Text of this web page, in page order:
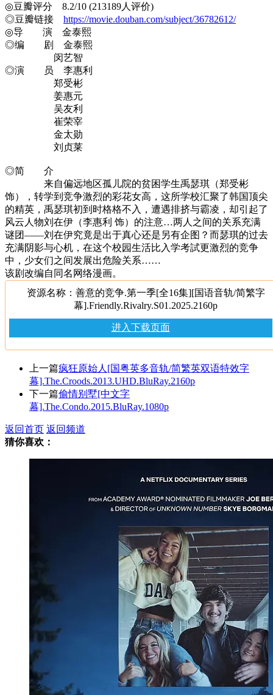
◎豆瓣评分 8.2/10 (213189人评价)
◎豆瓣链接 https://movie.douban.com/subject/36782612/
◎导 演 金泰熙
◎编 剧 金泰熙
闵艺智
◎演 员 李惠利
郑受彬
姜惠元
吴友利
崔荣宰
金太勋
刘贞莱
◎简 介
来自偏远地区孤儿院的贫困学生禹瑟琪（郑受彬
饰），转学到竞争激烈的彩花女高，这所学校汇聚了韩国顶尖
的精英，禹瑟琪初到时格格不入，遭遇排挤与霸凌，却引起了
风云人物刘在伊（李惠利 饰）的注意…两人之间的关系充满
谜团——刘在伊究竟是出于真心还是另有企图？而瑟琪的过去
充满阴影与心机，在这个校园生活比入学考試更激烈的竞争
中，少女们之间发展出危险关系……
该剧改编自同名网络漫画。
资源名称：善意的竞争.第一季[全16集][国语音轨/简繁字
幕].Friendly.Rivalry.S01.2025.2160p
进入下载页面
上一篇疯狂原始人[国粤英多音轨/简繁英双语特效字
幕].The.Croods.2013.UHD.BluRay.2160p
下一篇偷情别墅[中文字
幕].The.Condo.2015.BluRay.1080p
返回首页 返回频道
猜你喜欢：